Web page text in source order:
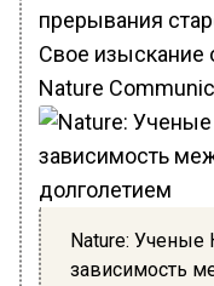
прерывания
Свое изыскание
Nature
Nature:
зависимость